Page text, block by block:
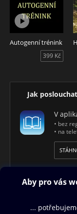
Autogenní trénink
399 Kč
Jak
V
• bez
• na
Obsah ke stažení